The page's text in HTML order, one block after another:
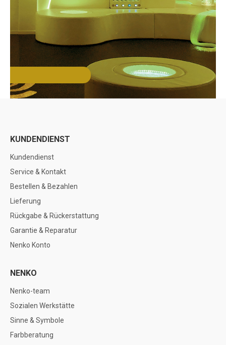
KUNDENDIENST
Kundendienst
Service & Kontakt
Bestellen & Bezahlen
Lieferung
Rückgabe & Rückerstattung
Garantie & Reparatur
Nenko Konto
NENKO
Nenko-team
Sozialen Werkstätte
Sinne & Symbole
Farbberatung